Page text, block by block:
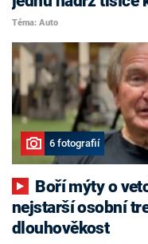
Téma: Auto
6 fotografií
nejstarší osobní
dlouhověkost